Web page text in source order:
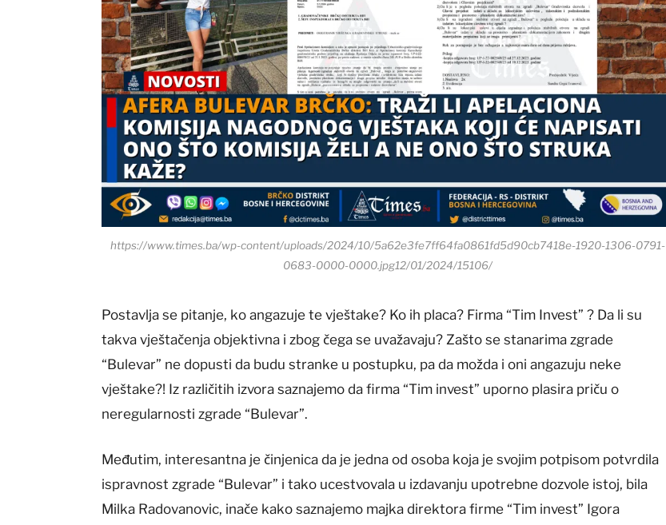
https://www.times.ba/wp-content/uploads/2024/10/5a62e3fe7ff64fa0861fd5d90cb7418e-1920-1306-0791-
0683-0000-0000.jpg12/01/2024/15106/
Postavlja se pitanje, ko angazuje te vještake? Ko ih placa? Firma “Tim Invest” ? Da li su
takva vještačenja objektivna i zbog čega se uvažavaju? Zašto se stanarima zgrade
“Bulevar” ne dopusti da budu stranke u postupku, pa da možda i oni angazuju neke
vještake?! Iz različitih izvora saznajemo da firma “Tim invest” uporno plasira priču o
neregularnosti zgrade “Bulevar”.
Međutim, interesantna je činjenica da je jedna od osoba koja je svojim potpisom potvrdila
ispravnost zgrade “Bulevar” i tako ucestvovala u izdavanju upotrebne dozvole istoj, bila
Milka Radovanovic, inače kako saznajemo majka direktora firme “Tim invest” Igora